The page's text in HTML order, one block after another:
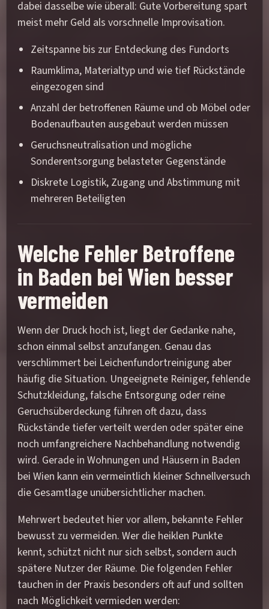
dabei dasselbe wie überall: Gute Vorbereitung spart
meist mehr Geld als vorschnelle Improvisation.
Zeitspanne bis zur Entdeckung des Fundorts
Raumklima, Materialtyp und wie tief Rückstände
eingezogen sind
Anzahl der betroffenen Räume und ob Möbel oder
Bodenaufbauten ausgebaut werden müssen
Geruchsneutralisation und mögliche
Sonderentsorgung belasteter Gegenstände
Diskrete Logistik, Zugang und Abstimmung mit
mehreren Beteiligten
Welche Fehler Betroffene
in Baden bei Wien besser
vermeiden
Wenn der Druck hoch ist, liegt der Gedanke nahe,
schon einmal selbst anzufangen. Genau das
verschlimmert bei Leichenfundortreinigung aber
häufig die Situation. Ungeeignete Reiniger, fehlende
Schutzkleidung, falsche Entsorgung oder reine
Geruchsüberdeckung führen oft dazu, dass
Rückstände tiefer verteilt werden oder später eine
noch umfangreichere Nachbehandlung notwendig
wird. Gerade in Wohnungen und Häusern in Baden
bei Wien kann ein vermeintlich kleiner Schnellversuch
die Gesamtlage unübersichtlicher machen.
Mehrwert bedeutet hier vor allem, bekannte Fehler
bewusst zu vermeiden. Wer die heiklen Punkte
kennt, schützt nicht nur sich selbst, sondern auch
spätere Nutzer der Räume. Die folgenden Fehler
tauchen in der Praxis besonders oft auf und sollten
nach Möglichkeit vermieden werden: